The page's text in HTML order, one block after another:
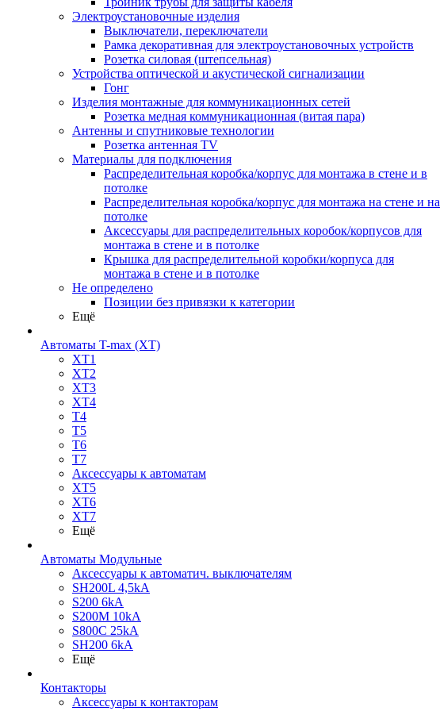
Электроустановочные изделия
Выключатели, переключатели
Рамка декоративная для электроустановочных устройств
Розетка силовая (штепсельная)
Устройства оптической и акустической сигнализации
Гонг
Изделия монтажные для коммуникационных сетей
Розетка медная коммуникационная (витая пара)
Антенны и спутниковые технологии
Розетка антенная TV
Материалы для подключения
Распределительная коробка/корпус для монтажа в стене и в
потолке
Распределительная коробка/корпус для монтажа на стене и на
потолке
Аксессуары для распределительных коробок/корпусов для
монтажа в стене и в потолке
Крышка для распределительной коробки/корпуса для
монтажа в стене и в потолке
Не определено
Позиции без привязки к категории
Ещё
Автоматы T-max (XT)
XT1
XT2
XT3
XT4
T4
T5
T6
T7
Аксессуары к автоматам
XT5
XT6
XT7
Ещё
Автоматы Модульные
Аксессуары к автоматич. выключателям
SH200L 4,5kA
S200 6kA
S200M 10kA
S800C 25kA
SH200 6kA
Ещё
Контакторы
Аксессуары к контакторам